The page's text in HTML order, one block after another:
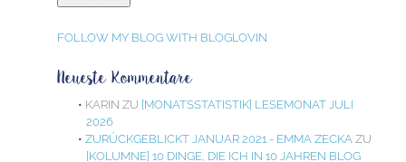
FOLLOW MY BLOG WITH BLOGLOVIN
Neueste Kommentare
KARIN ZU [MONATSSTATISTIK] LESEMONAT JULI
2026
ZURÜCKGEBLICKT JANUAR 2021 - EMMA ZECKA ZU
[KOLUMNE] 10 DINGE, DIE ICH IN 10 JAHREN BLOG